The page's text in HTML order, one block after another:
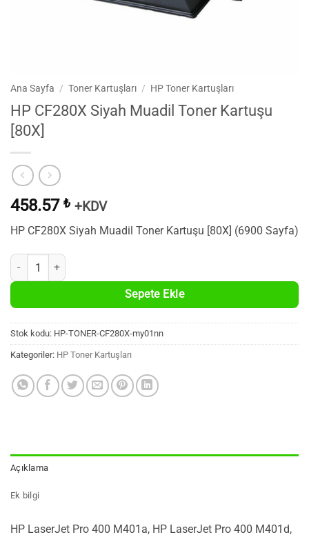
Ana Sayfa / Toner Kartuşları / HP Toner Kartuşları
HP CF280X Siyah Muadil Toner Kartuşu
[80X]
458.57 ₺ +KDV
HP CF280X Siyah Muadil Toner Kartuşu [80X] (6900 Sayfa)
HP CF280X Siyah Muadil Toner Kartuşu [80X] adet
Sepete Ekle
Stok kodu: HP-TONER-CF280X-my01nn
Kategoriler: HP Toner Kartuşları
Açıklama
Ek bilgi
HP LaserJet Pro 400 M401a, HP LaserJet Pro 400 M401d,